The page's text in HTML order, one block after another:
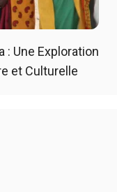
: Une Exploration
et Culturelle